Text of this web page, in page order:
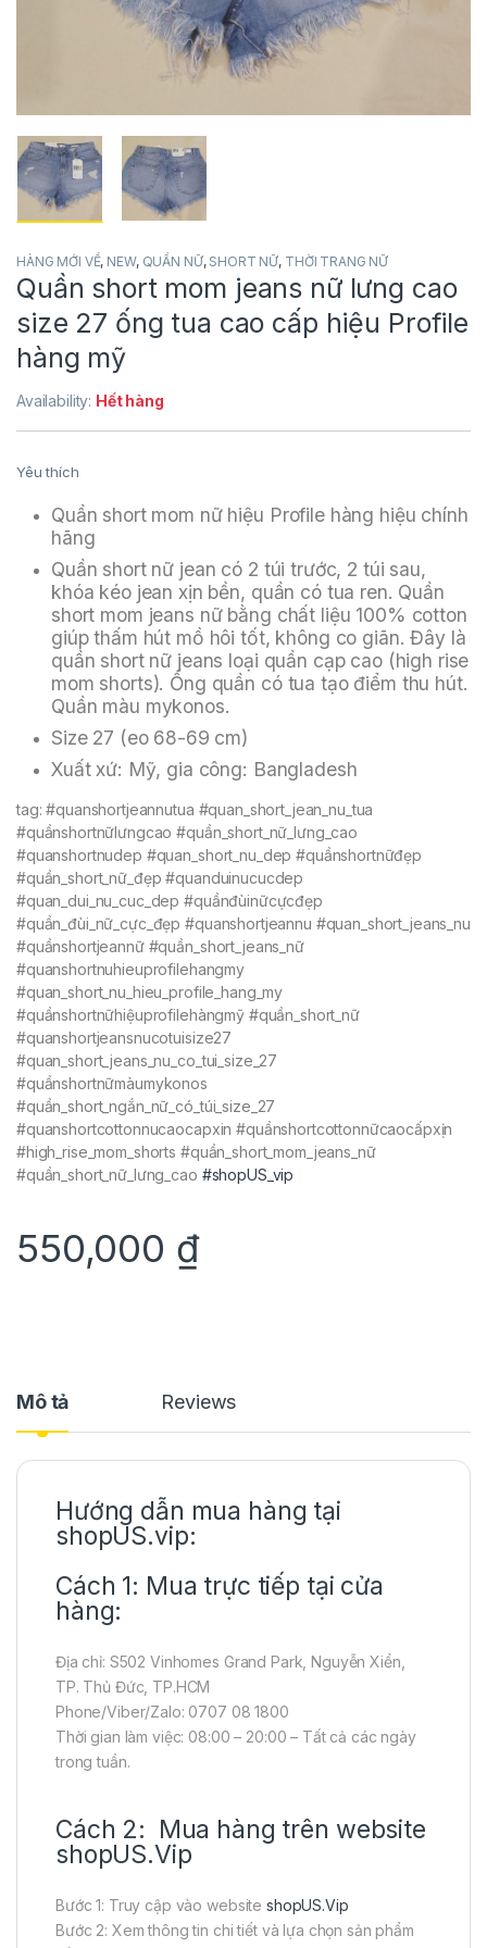
HÀNG MỚI VỀ, NEW, QUẦN NỮ, SHORT NỮ, THỜI TRANG NỮ
Quần short mom jeans nữ lưng cao
size 27 ống tua cao cấp hiệu Profile
hàng mỹ
Availability: Hết hàng
Yêu thích
Quần short mom nữ hiệu Profile hàng hiệu chính
hãng
Quần short nữ jean có 2 túi trước, 2 túi sau,
khóa kéo jean xịn bền, quần có tua ren. Quần
short mom jeans nữ bằng chất liệu 100% cotton
giúp thấm hút mồ hôi tốt, không co giãn. Đây là
quần short nữ jeans loại quần cạp cao (high rise
mom shorts). Ống quần có tua tạo điểm thu hút.
Quần màu mykonos.
Size 27 (eo 68-69 cm)
Xuất xứ: Mỹ, gia công: Bangladesh
tag: #quanshortjeannutua #quan_short_jean_nu_tua
#quầnshortnữlưngcao #quần_short_nữ_lưng_cao
#quanshortnudep #quan_short_nu_dep #quầnshortnữđẹp
#quần_short_nữ_đẹp #quanduinucucdep
#quan_dui_nu_cuc_dep #quầnđùinữcựcđẹp
#quần_đùi_nữ_cực_đẹp #quanshortjeannu #quan_short_jeans_nu
#quầnshortjeannữ #quần_short_jeans_nữ
#quanshortnuhieuprofilehangmy
#quan_short_nu_hieu_profile_hang_my
#quầnshortnữhiệuprofilehàngmỹ #quần_short_nữ
#quanshortjeansnucotuisize27
#quan_short_jeans_nu_co_tui_size_27
#quầnshortnữmàumykonos
#quần_short_ngắn_nữ_có_túi_size_27
#quanshortcottonnucaocapxin #quầnshortcottonnữcaocấpxịn
#high_rise_mom_shorts #quần_short_mom_jeans_nữ
#quần_short_nữ_lưng_cao #shopUS_vip
550,000 ₫
Mô tả Reviews
Hướng dẫn mua hàng tại
shopUS.vip:
Cách 1: Mua trực tiếp tại cửa
hàng:
Địa chỉ: S502 Vinhomes Grand Park, Nguyễn Xiển,
TP. Thủ Đức, TP.HCM
Phone/Viber/Zalo: 0707 08 1800
Thời gian làm việc: 08:00 – 20:00 – Tất cả các ngày
trong tuần.
Cách 2: Mua hàng trên website
shopUS.Vip
Bước 1: Truy cập vào website shopUS.Vip
Bước 2: Xem thông tin chi tiết và lựa chọn sản phẩm